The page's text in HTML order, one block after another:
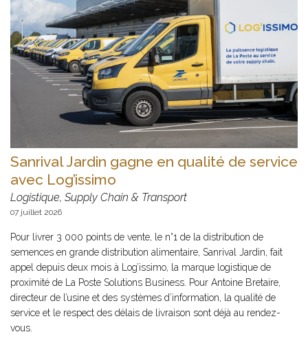
Sanrival Jardin gagne en qualité de service
avec Log’issimo
Logistique, Supply Chain & Transport
07 juillet 2026
Pour livrer 3 000 points de vente, le n°1 de la distribution de
semences en grande distribution alimentaire, Sanrival Jardin, fait
appel depuis deux mois à Log’issimo, la marque logistique de
proximité de La Poste Solutions Business. Pour Antoine Bretaire,
directeur de l’usine et des systèmes d’information, la qualité de
service et le respect des délais de livraison sont déjà au rendez-
vous.